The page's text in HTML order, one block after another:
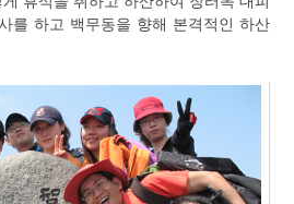
를 하고 백무동을 향해 본격적인 하산